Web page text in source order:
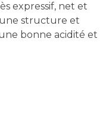
expressif, net et
structure et
bonne acidité et